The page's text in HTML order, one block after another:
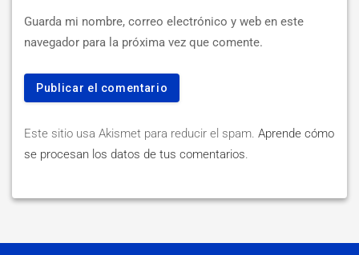
Guarda mi nombre, correo electrónico y web en este
navegador para la próxima vez que comente.
Este sitio usa Akismet para reducir el spam. Aprende cómo
se procesan los datos de tus comentarios.